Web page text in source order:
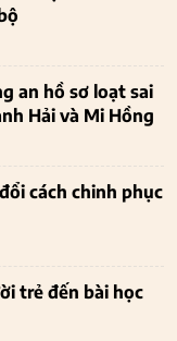
an hồ sơ loạt sai
Hải và Mi Hồng
cách chinh phục
trẻ đến bài học